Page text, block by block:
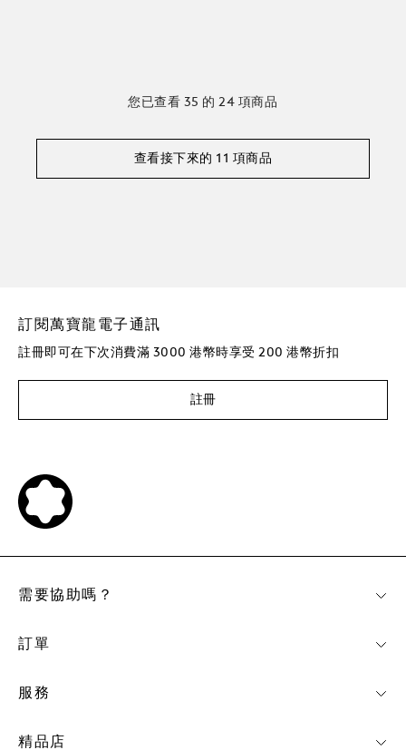
您已查看 35 的 24 項商品
查看接下來的 11 項商品
訂閱萬寶龍電子通訊
註冊即可在下次消費滿 3000 港幣時享受 200 港幣折扣
註冊
需要協助嗎？
訂單
服務
精品店